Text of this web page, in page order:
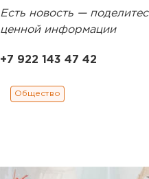
Есть новость —
ценной информации
+7 922 143 47 42
Общество